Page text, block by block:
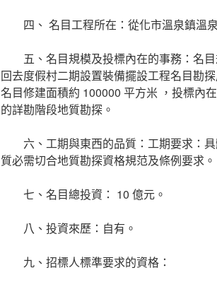
四、 名目工程所在：從化市溫泉鎮溫泉
五、名目規模及投標內在的事務：名目
回去度假村二期設置裝備擺設工程名目勘
名目修建面積約 100000 平方米 ，投標內
的詳勘階段地質勘探。
六、工期與東西的品質：工期要求：具
質必需切合地質勘探資格規范及條例要求。
七、名目總投資： 10 億元。
八、投資來歷：自有。
九、招標人標準要求的資格：